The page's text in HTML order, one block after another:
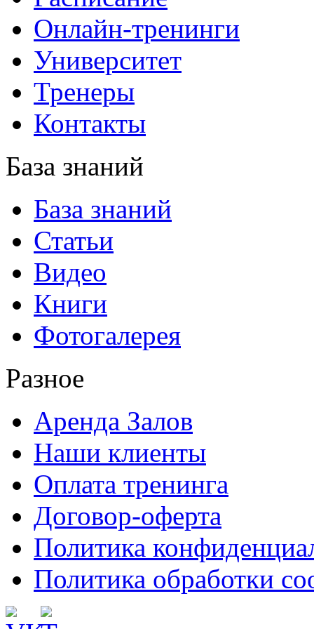
Онлайн-тренинги
Университет
Тренеры
Контакты
База знаний
База знаний
Статьи
Видео
Книги
Фотогалерея
Разное
Аренда Залов
Наши клиенты
Оплата тренинга
Договор-оферта
Политика
Политика обработки